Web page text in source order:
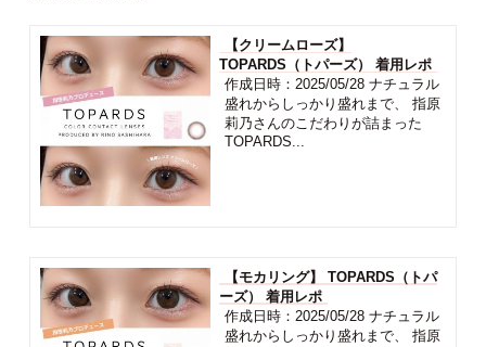
【クリームローズ】
TOPARDS（トパーズ） 着用レポ
作成日時：2025/05/28 ナチュラル
盛れからしっかり盛れまで、 指原
莉乃さんのこだわりが詰まった
TOPARDS...
【モカリング】 TOPARDS（トパ
ーズ） 着用レポ
作成日時：2025/05/28 ナチュラル
盛れからしっかり盛れまで、 指原